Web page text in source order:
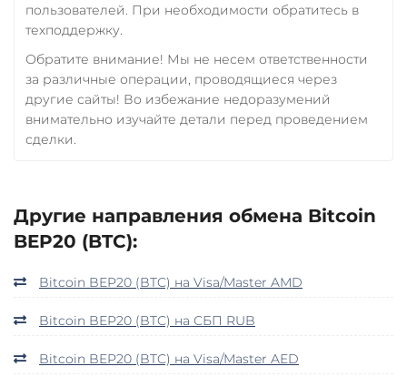
пользователей. При необходимости обратитесь в
техподдержку.
Обратите внимание! Мы не несем ответственности
за различные операции, проводящиеся через
другие сайты! Во избежание недоразумений
внимательно изучайте детали перед проведением
сделки.
Другие направления обмена Bitcoin
BEP20 (BTC):
Bitcoin BEP20 (BTC) на Visa/Master AMD
Bitcoin BEP20 (BTC) на СБП RUB
Bitcoin BEP20 (BTC) на Visa/Master AED